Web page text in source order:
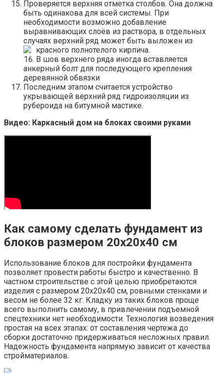
Проверяется верхняя отметка столбов. Она должна
быть одинакова для всей системы. При
необходимости возможно добавление
выравнивающих слоёв из раствора, в отдельных
случаях верхний ряд может быть выложен из
красного полнотелого кирпича.
В шов верхнего ряда иногда вставляется
анкерный болт для последующего крепления
деревянной обвязки
Последним этапом считается устройство
укрывающей верхний ряд гидроизоляции из
рубероида на битумной мастике.
Видео: Каркасный дом на блоках своими руками
Как самому сделать фундамент из
блоков размером 20х20х40 см
Использование блоков для постройки фундамента
позволяет провести работы быстро и качественно. В
частном строительстве с этой целью приобретаются
изделия с размером 20х20х40 см, ровными стенками и
весом не более 32 кг. Кладку из таких блоков проще
всего выполнить самому, в привлечении подъемной
спецтехники нет необходимости. Технология возведения
простая на всех этапах: от составления чертежа до
сборки достаточно придерживаться несложных правил.
Надежность фундамента напрямую зависит от качества
стройматериалов.